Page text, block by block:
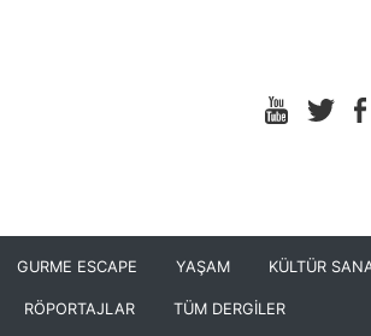
GURME ESCAPE YAŞAM KÜLTÜR
RÖPORTAJLAR TÜM DERGİLER